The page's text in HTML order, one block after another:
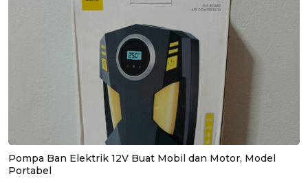
Pompa Ban Elektrik 12V Buat Mobil dan Motor, Model
Portabel